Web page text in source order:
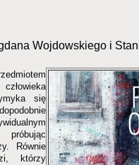
Wojdowskiego i
się
próbując
Równie
którzy